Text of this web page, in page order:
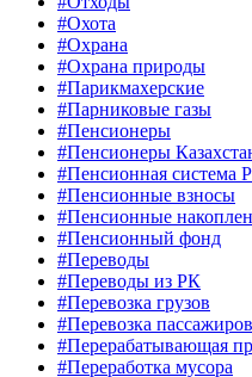
#Охота
#Охрана
#Охрана природы
#Парикмахерские
#Парниковые газы
#Пенсионеры
#Пенсионеры
#Пенсионная система
#Пенсионные взносы
#Пенсионные
#Пенсионный фонд
#Переводы
#Переводы из РК
#Перевозка грузов
#Перевозка пассажиров
#Перерабатывающая
#Переработка мусора